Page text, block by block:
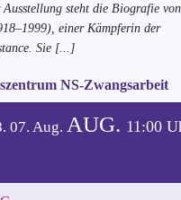
steht die Biografie von
einer Kämpferin der
Sie [...]
NS-Zwangsarbeit
07. Aug. AUG. 11:00